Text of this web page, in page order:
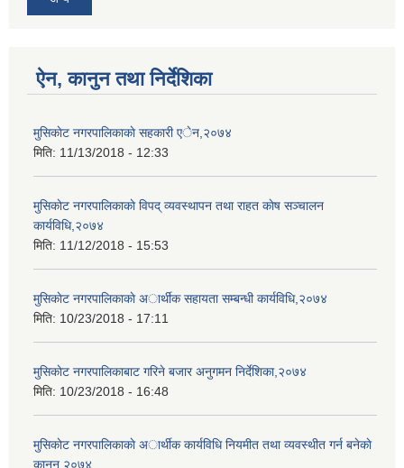
ऐन, कानुन तथा निर्देशिका
मुसिकाेट नगरपालिकाकाे सहकारी एेन,२०७४
मिति: 11/13/2018 - 12:33
मुसिकाेट नगरपालिकाकाे विपद् व्यवस्थापन तथा राहत काेष सञ्चालन
कार्यविधि,२०७४
मिति: 11/12/2018 - 15:53
मुसिकाेट नगरपालिकाकाे अार्थीक सहायता सम्बन्धी कार्यविधि,२०७४
मिति: 10/23/2018 - 17:11
मुसिकाेट नगरपालिकाबाट गरिने बजार अनुगमन निर्देशिका,२०७४
मिति: 10/23/2018 - 16:48
मुसिकाेट नगरपालिकाकाे अार्थीक कार्यविधि नियमीत तथा व्यवस्थीत गर्न बनेकाे
कानुन,२०७४